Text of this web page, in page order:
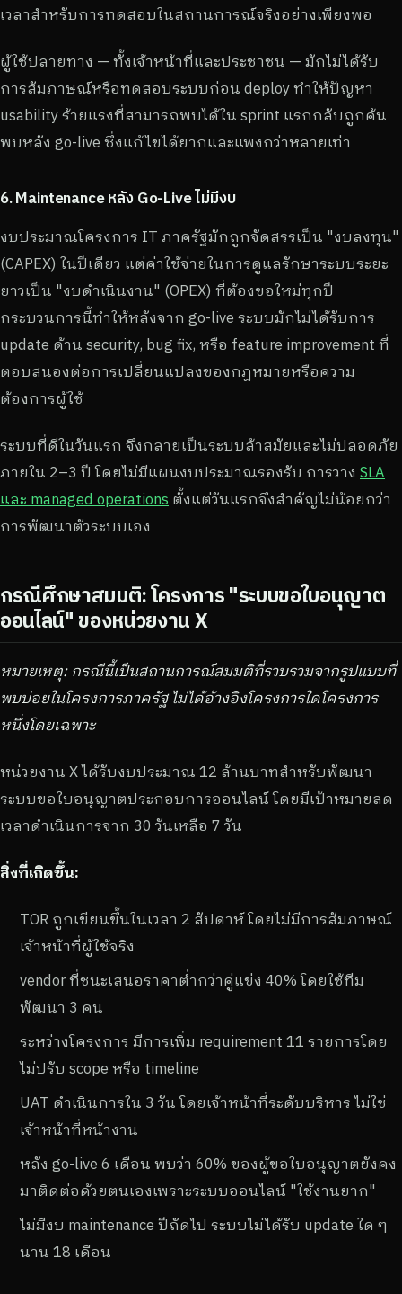
เวลาสำหรับการทดสอบในสถานการณ์จริงอย่างเพียงพอ
ผู้ใช้ปลายทาง — ทั้งเจ้าหน้าที่และประชาชน — มักไม่ได้รับ
การสัมภาษณ์หรือทดสอบระบบก่อน deploy ทำให้ปัญหา
usability ร้ายแรงที่สามารถพบได้ใน sprint แรกกลับถูกค้น
พบหลัง go-live ซึ่งแก้ไขได้ยากและแพงกว่าหลายเท่า
6. Maintenance หลัง Go-Live ไม่มีงบ
งบประมาณโครงการ IT ภาครัฐมักถูกจัดสรรเป็น "งบลงทุน"
(CAPEX) ในปีเดียว แต่ค่าใช้จ่ายในการดูแลรักษาระบบระยะ
ยาวเป็น "งบดำเนินงาน" (OPEX) ที่ต้องขอใหม่ทุกปี
กระบวนการนี้ทำให้หลังจาก go-live ระบบมักไม่ได้รับการ
update ด้าน security, bug fix, หรือ feature improvement ที่
ตอบสนองต่อการเปลี่ยนแปลงของกฎหมายหรือความ
ต้องการผู้ใช้
ระบบที่ดีในวันแรก จึงกลายเป็นระบบล้าสมัยและไม่ปลอดภัย
ภายใน 2–3 ปี โดยไม่มีแผนงบประมาณรองรับ การวาง SLA
และ managed operations ตั้งแต่วันแรกจึงสำคัญไม่น้อยกว่า
การพัฒนาตัวระบบเอง
กรณีศึกษาสมมติ: โครงการ "ระบบขอใบอนุญาต
ออนไลน์" ของหน่วยงาน X
หมายเหตุ: กรณีนี้เป็นสถานการณ์สมมติที่รวบรวมจากรูปแบบที่
พบบ่อยในโครงการภาครัฐ ไม่ได้อ้างอิงโครงการใดโครงการ
หนึ่งโดยเฉพาะ
หน่วยงาน X ได้รับงบประมาณ 12 ล้านบาทสำหรับพัฒนา
ระบบขอใบอนุญาตประกอบการออนไลน์ โดยมีเป้าหมายลด
เวลาดำเนินการจาก 30 วันเหลือ 7 วัน
สิ่งที่เกิดขึ้น:
TOR ถูกเขียนขึ้นในเวลา 2 สัปดาห์ โดยไม่มีการสัมภาษณ์
เจ้าหน้าที่ผู้ใช้จริง
vendor ที่ชนะเสนอราคาต่ำกว่าคู่แข่ง 40% โดยใช้ทีม
พัฒนา 3 คน
ระหว่างโครงการ มีการเพิ่ม requirement 11 รายการโดย
ไม่ปรับ scope หรือ timeline
UAT ดำเนินการใน 3 วัน โดยเจ้าหน้าที่ระดับบริหาร ไม่ใช่
เจ้าหน้าที่หน้างาน
หลัง go-live 6 เดือน พบว่า 60% ของผู้ขอใบอนุญาตยังคง
มาติดต่อด้วยตนเองเพราะระบบออนไลน์ "ใช้งานยาก"
ไม่มีงบ maintenance ปีถัดไป ระบบไม่ได้รับ update ใด ๆ
นาน 18 เดือน